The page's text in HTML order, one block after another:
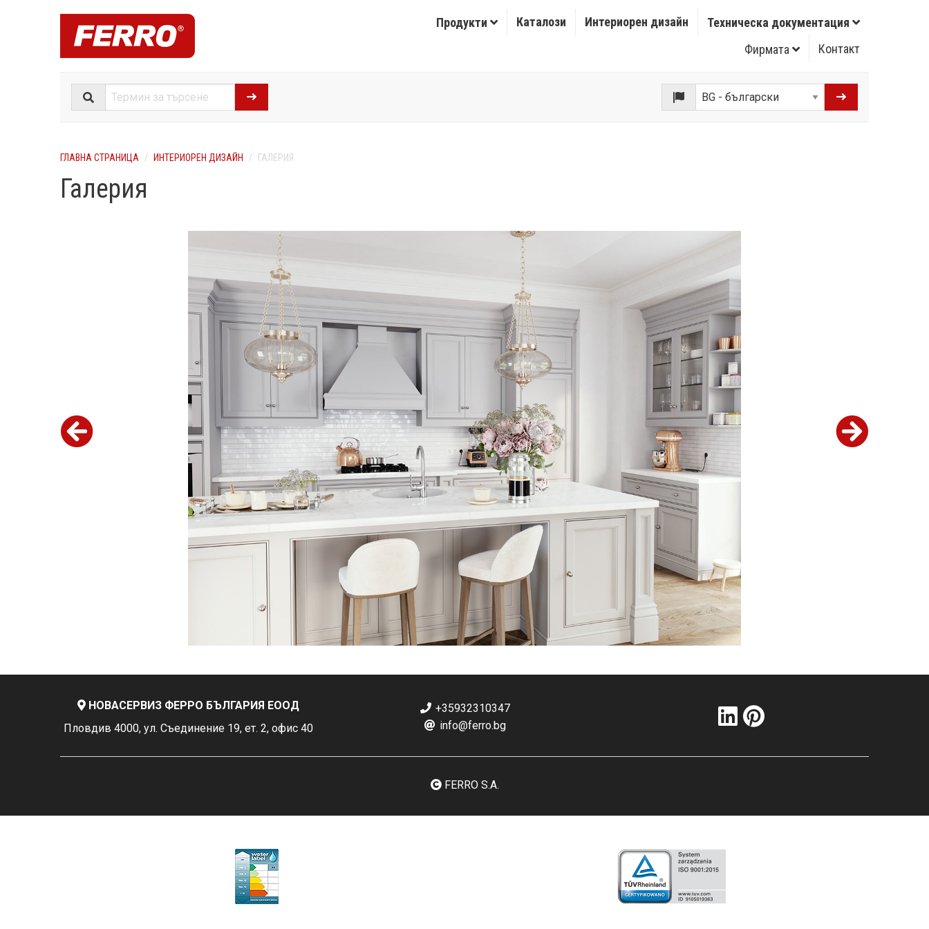
Продукти Каталози Интериорен дизайн
Техническа документация
Фирмата
Контакт
ГЛАВНА СТРАНИЦА ИНТЕРИОРЕН ДИЗАЙН ГАЛЕРИЯ
Галерия
НОВАСЕРВИЗ ФЕРРО БЪЛГАРИЯ ЕООД
Пловдив 4000, ул. Съединение 19, ет. 2, офис 40
+35932310347
info@ferro.bg
FERRO S.A.